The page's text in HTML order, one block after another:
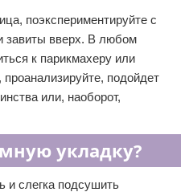
поэкспериментируйте с
завиты вверх. В любом
к парикмахеру или
подойдет
или, наоборот,
укладку?
слегка подсушить